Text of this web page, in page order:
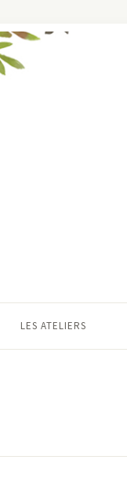
LES ATELIERS